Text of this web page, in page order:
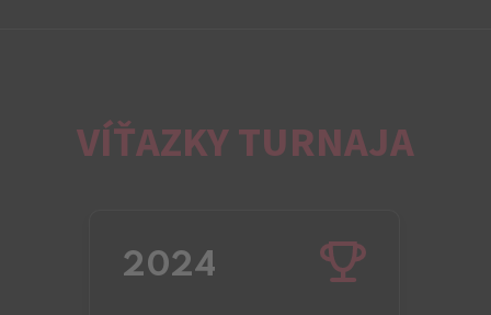
VÍŤAZKY TURNAJA
2024